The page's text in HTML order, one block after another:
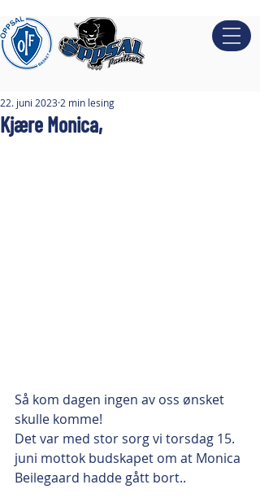
Kjære Monica,
22. juni 2023 2 min lesing
Så kom dagen ingen av oss ønsket
skulle komme!
Det var med stor sorg vi torsdag 15.
juni mottok budskapet om at Monica
Beilegaard hadde gått bort..